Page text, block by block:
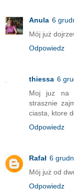
Anula 6
Mój już
Odpowiedz
thiessa 6
Moj juz na
strasznie
ciasta, ktore
Odpowiedz
Rafał 6
Mój już od
Odpowiedz